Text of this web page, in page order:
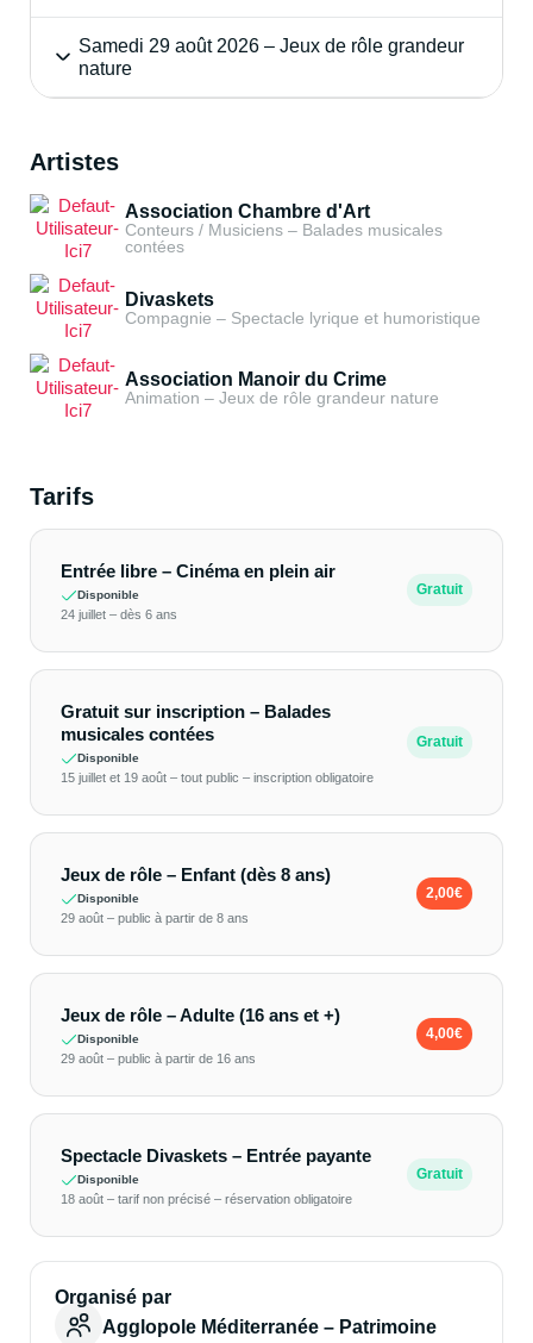
Samedi 29 août 2026 – Jeux de rôle grandeur
nature
Artistes
Association Chambre d'Art
Conteurs / Musiciens – Balades musicales
contées
Divaskets
Compagnie – Spectacle lyrique et humoristique
Association Manoir du Crime
Animation – Jeux de rôle grandeur nature
Tarifs
Entrée libre – Cinéma en plein air
Disponible
24 juillet – dès 6 ans
Gratuit
Gratuit sur inscription – Balades
musicales contées
Disponible
15 juillet et 19 août – tout public – inscription obligatoire
Gratuit
Jeux de rôle – Enfant (dès 8 ans)
Disponible
29 août – public à partir de 8 ans
2,00€
Jeux de rôle – Adulte (16 ans et +)
Disponible
29 août – public à partir de 16 ans
4,00€
Spectacle Divaskets – Entrée payante
Disponible
18 août – tarif non précisé – réservation obligatoire
Gratuit
Organisé par
Agglopole Méditerranée – Patrimoine